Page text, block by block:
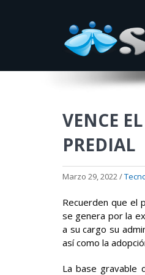
VENCE
PREDIAL
Marzo 29, 2022 /
Recuerden que el
se genera por la
a su cargo su
así como la
La base gravable